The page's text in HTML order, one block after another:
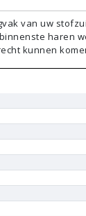
van uw
haren
kunnen